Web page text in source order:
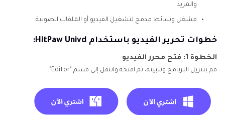
والمزيد
مشغل وسائط مدمج لتشغيل الفيديو أو الملفات الصوتية
خطوات تحرير الفيديو باستخدام HitPaw Univd:
الخطوة 1: فتح محرر الفيديو
قم بتنزيل البرنامج وتثبيته، ثم افتحه وانتقل إلى قسم "Editor".